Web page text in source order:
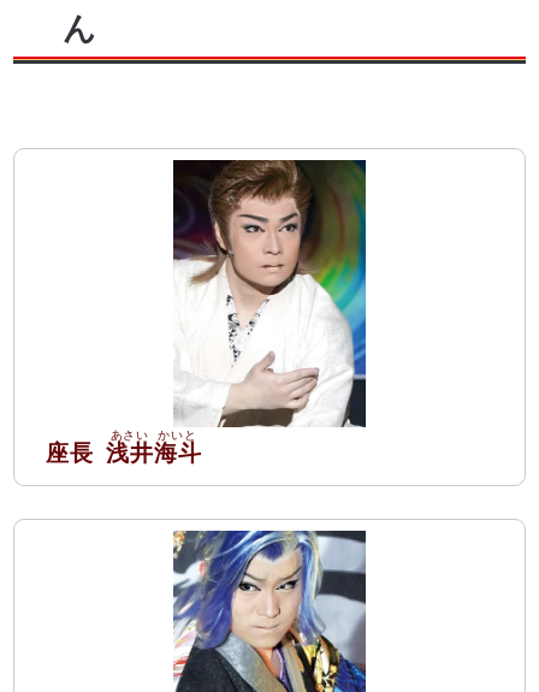
ん
座長 浅井海斗